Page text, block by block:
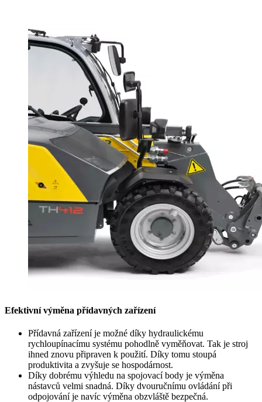
Efektivní výměna přídavných zařízení
Přídavná zařízení je možné díky hydraulickému
rychloupínacímu systému pohodlně vyměňovat. Tak je stroj
ihned znovu připraven k použití. Díky tomu stoupá
produktivita a zvyšuje se hospodárnost.
Díky dobrému výhledu na spojovací body je výměna
nástavců velmi snadná. Díky dvouručnímu ovládání při
odpojování je navíc výměna obzvláště bezpečná.